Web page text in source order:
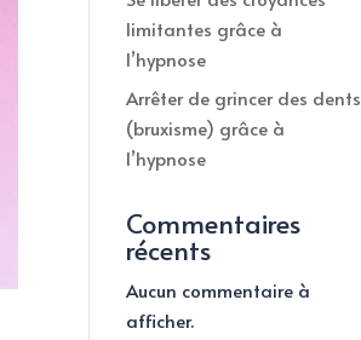
limitantes grâce à
l’hypnose
Arrêter de grincer des dents
(bruxisme) grâce à
l’hypnose
Commentaires
récents
Aucun commentaire à
afficher.